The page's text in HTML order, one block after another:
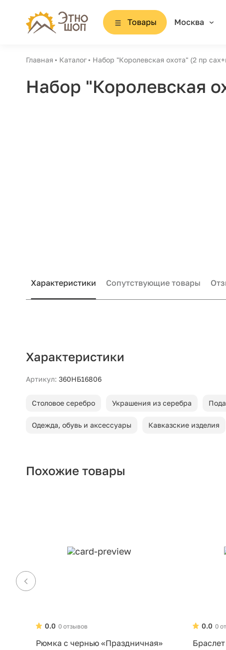
Товары Москва
Главная Каталог Набор "Королевская охота" (2 пр
Набор "Королевская
Характеристики Сопутствующие товары
Характеристики
Артикул: 360НБ16806
Столовое серебро Украшения из серебра
Одежда, обувь и аксессуары Кавказские изделия
Похожие товары
0 отзывов
0.0
Рюмка с чернью «Праздничная»
0
0.0